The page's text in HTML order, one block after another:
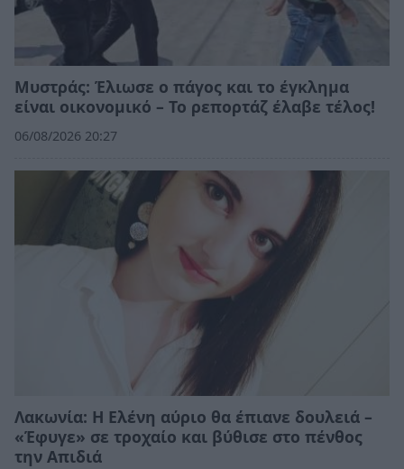
Μυστράς: Έλιωσε ο πάγος και το έγκλημα
είναι οικονομικό – Το ρεπορτάζ έλαβε τέλος!
06/08/2026 20:27
Λακωνία: Η Ελένη αύριο θα έπιανε δουλειά –
«Έφυγε» σε τροχαίο και βύθισε στο πένθος
την Απιδιά